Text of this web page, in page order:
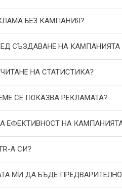
БЕЗ КАМПАНИЯ?
СЪЗДАВАНЕ НА
НА СТАТИСТИКА?
СЕ ПОКАЗВА РЕКЛАМАТА?
ЕФЕКТИВНОСТ НА
А СИ?
МИ ДА БЪДЕ ПРЕДВАРИТЕЛНО